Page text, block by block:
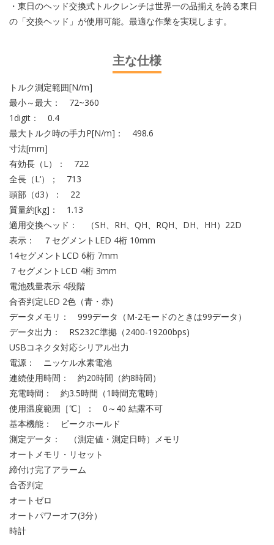
・東日のヘッド交換式トルクレンチは世界一の品揃えを誇る東日
の「交換ヘッド」が使用可能。最適な作業を実現します。
主な仕様
トルク測定範囲[N/m]
最小～最大： 72~360
1digit： 0.4
最大トルク時の手力P[N/m]： 498.6
寸法[mm]
有効長（L）： 722
全長（L‘）； 713
頭部（d3）： 22
質量約[kg]： 1.13
適用交換ヘッド： （SH、RH、QH、RQH、DH、HH）22D
表示： ７セグメントLED 4桁 10mm
14セグメントLCD 6桁 7mm
７セグメントLCD 4桁 3mm
電池残量表示 4段階
合否判定LED 2色（青・赤)
データメモリ： 999データ（M-2モードのときは99データ）
データ出力： RS232C準拠（2400-19200bps)
USBコネクタ対応シリアル出力
電源： ニッケル水素電池
連続使用時間： 約20時間（約8時間）
充電時間： 約3.5時間（1時間充電時）
使用温度範囲［℃］： 0～40 結露不可
基本機能： ピークホールド
測定データ： （測定値・測定日時）メモリ
オートメモリ・リセット
締付け完了アラーム
合否判定
オートゼロ
オートパワーオフ(3分）
時計